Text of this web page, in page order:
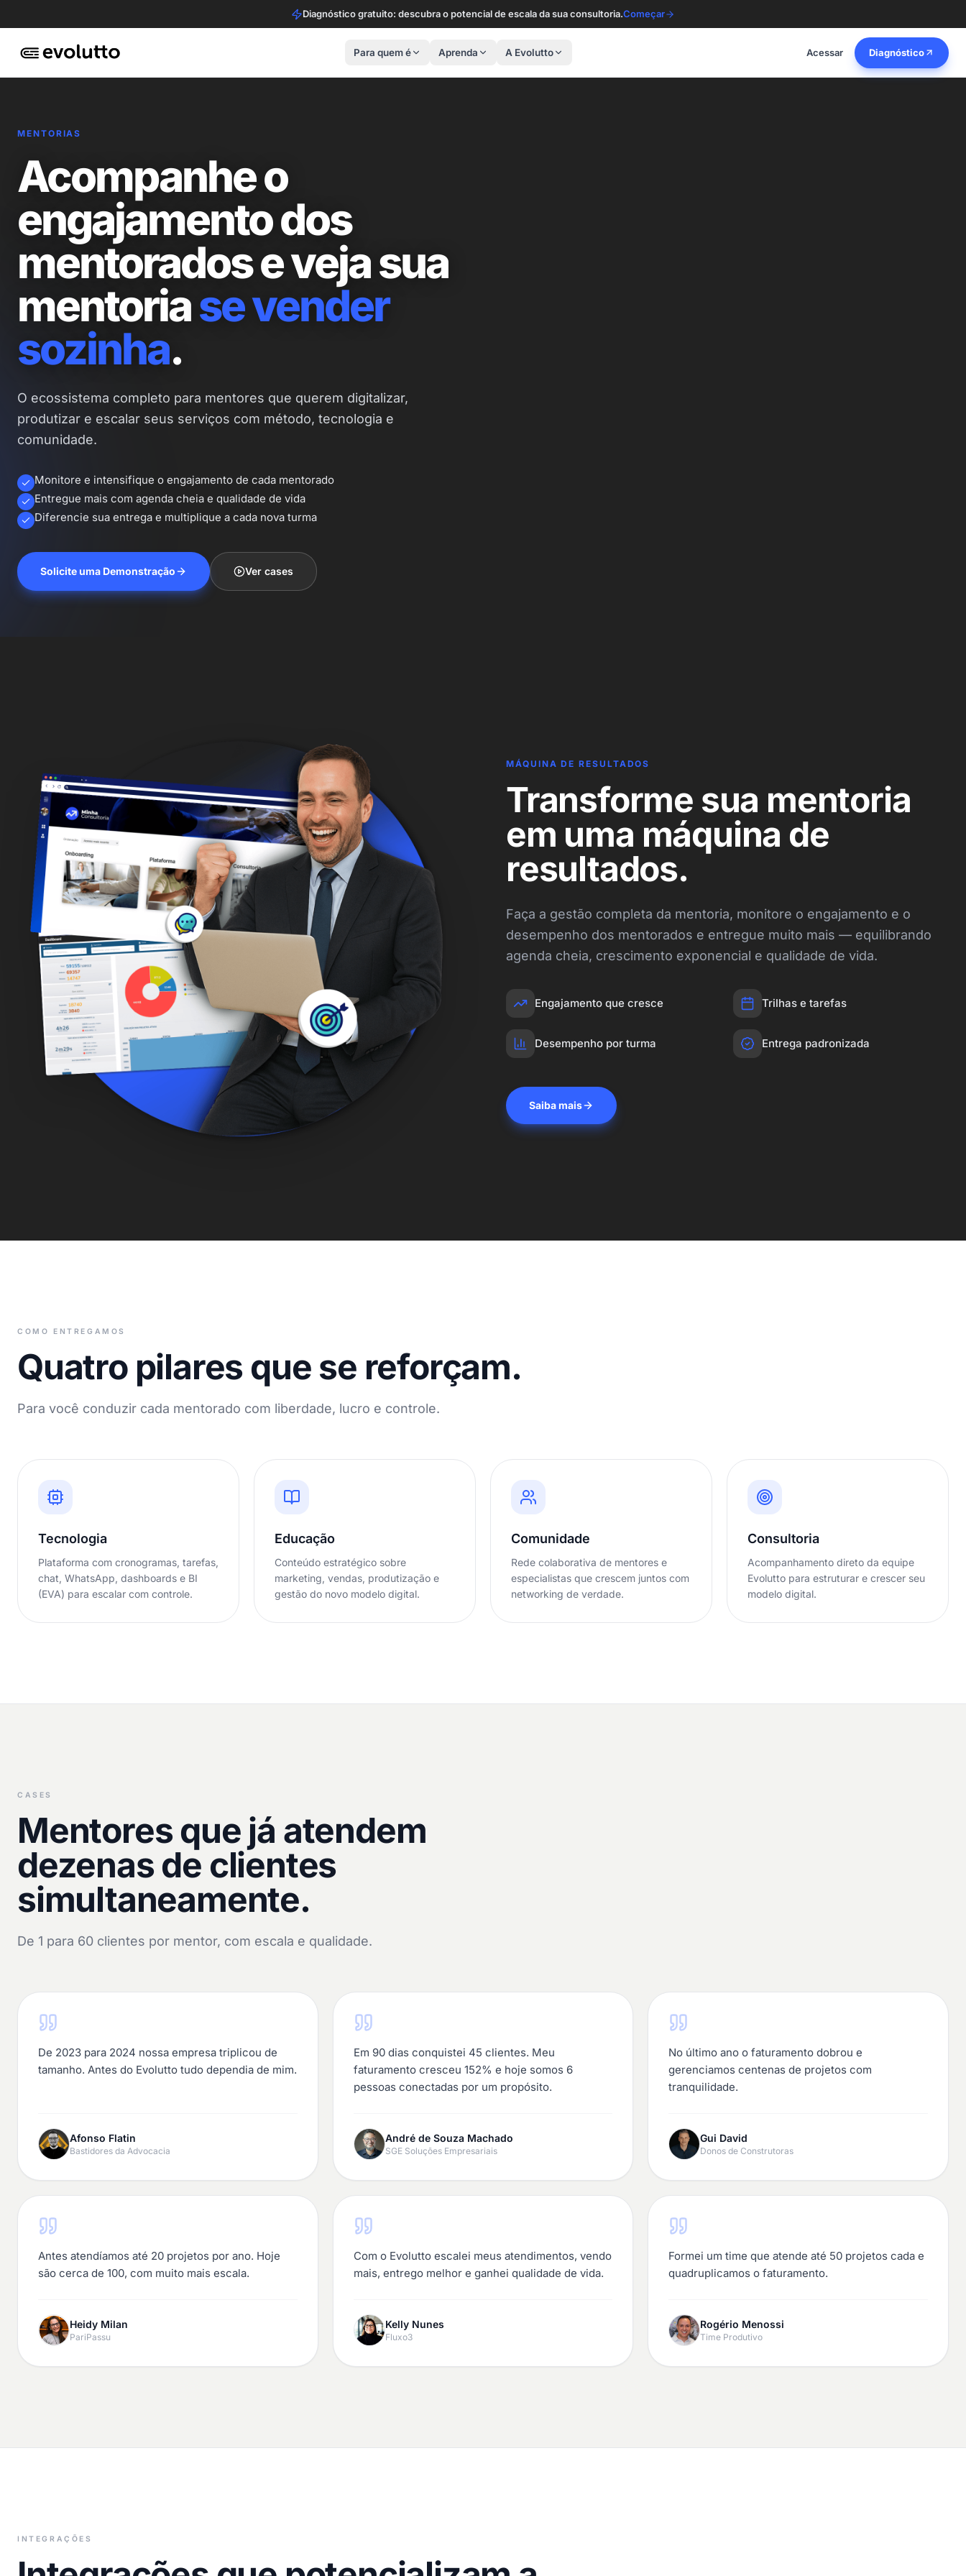
Diagnóstico gratuito: descubra o potencial de escala da sua consultoria.Começar
Para quem é Aprenda A Evolutto Acessar Diagnóstico
MENTORIAS
Acompanhe o
engajamento dos
mentorados e veja sua
mentoriase vender
sozinha.
O ecossistema completo para mentores que querem digitalizar,
produtizar e escalar seus serviços com método, tecnologia e
comunidade.
Monitore e intensifique o engajamento de cada mentorado
Entregue mais com agenda cheia e qualidade de vida
Diferencie sua entrega e multiplique a cada nova turma
Solicite uma Demonstração Ver cases
MÁQUINA DE RESULTADOS
Transforme sua mentoria
em uma máquina de
resultados.
Faça a gestão completa da mentoria, monitore o engajamento e o
desempenho dos mentorados e entregue muito mais — equilibrando
agenda cheia, crescimento exponencial e qualidade de vida.
Engajamento que cresce Trilhas e tarefas
Desempenho por turma Entrega padronizada
Saiba mais
COMO ENTREGAMOS
Quatro pilares que se reforçam.
Para você conduzir cada mentorado com liberdade, lucro e controle.
Tecnologia
Plataforma com cronogramas, tarefas,
chat, WhatsApp, dashboards e BI
(EVA) para escalar com controle.
Educação
Conteúdo estratégico sobre
marketing, vendas, produtização e
gestão do novo modelo digital.
Comunidade
Rede colaborativa de mentores e
especialistas que crescem juntos com
networking de verdade.
Consultoria
Acompanhamento direto da equipe
Evolutto para estruturar e crescer seu
modelo digital.
CASES
Mentores que já atendem
dezenas de clientes
simultaneamente.
De 1 para 60 clientes por mentor, com escala e qualidade.
De 2023 para 2024 nossa empresa triplicou de
tamanho. Antes do Evolutto tudo dependia de mim.
Afonso Flatin
Bastidores da Advocacia
Em 90 dias conquistei 45 clientes. Meu
faturamento cresceu 152% e hoje somos 6
pessoas conectadas por um propósito.
André de Souza Machado
SGE Soluções Empresariais
No último ano o faturamento dobrou e
gerenciamos centenas de projetos com
tranquilidade.
Gui David
Donos de Construtoras
Antes atendíamos até 20 projetos por ano. Hoje
são cerca de 100, com muito mais escala.
Heidy Milan
PariPassu
Com o Evolutto escalei meus atendimentos, vendo
mais, entrego melhor e ganhei qualidade de vida.
Kelly Nunes
Fluxo3
Formei um time que atende até 50 projetos cada e
quadruplicamos o faturamento.
Rogério Menossi
Time Produtivo
INTEGRAÇÕES